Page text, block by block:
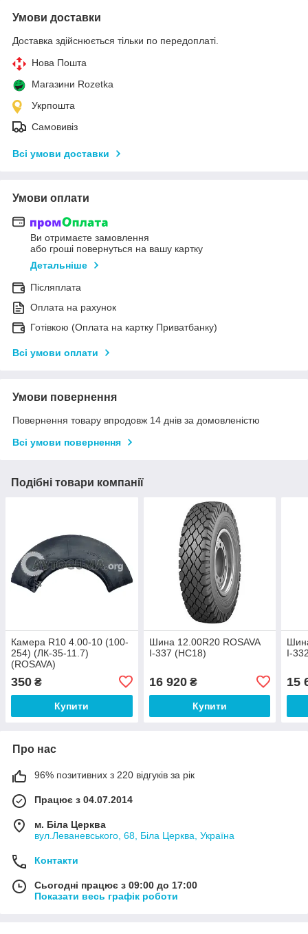
Умови доставки
Доставка здійснюється тільки по передоплаті.
Нова Пошта
Магазини Rozetka
Укрпошта
Самовивіз
Всі умови доставки
Умови оплати
Ви отримаєте замовлення
або гроші повернуться на вашу картку
Детальніше
Післяплата
Оплата на рахунок
Готівкою (Оплата на картку Приватбанку)
Всі умови оплати
Умови повернення
Повернення товару впродовж 14 днів за домовленістю
Всі умови повернення
Подібні товари компанії
Камера R10 4.00-10 (100-
254) (ЛК-35-11.7)
(ROSAVA)
350 ₴
Купити
Шина 12.00R20 ROSAVA
І-337 (НС18)
16 920₴
Купити
І-
15
Про нас
96% позитивних з 220 відгуків за рік
Працює з 04.07.2014
м. Біла Церква
вул.Леваневського, 68, Біла Церква, Україна
Контакти
Сьогодні працює з 09:00 до 17:00
Показати весь графік роботи